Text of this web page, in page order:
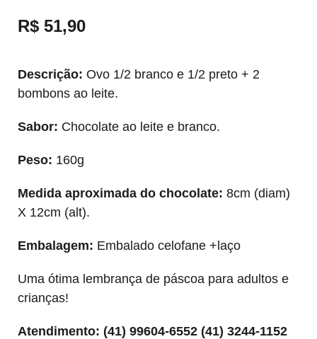
R$ 51,90
Descrição: Ovo 1/2 branco e 1/2 preto + 2
bombons ao leite.
Sabor: Chocolate ao leite e branco.
Peso: 160g
Medida aproximada do chocolate: 8cm (diam)
X 12cm (alt).
Embalagem: Embalado celofane +laço
Uma ótima lembrança de páscoa para adultos e
crianças!
Atendimento: (41) 99604-6552 (41) 3244-1152